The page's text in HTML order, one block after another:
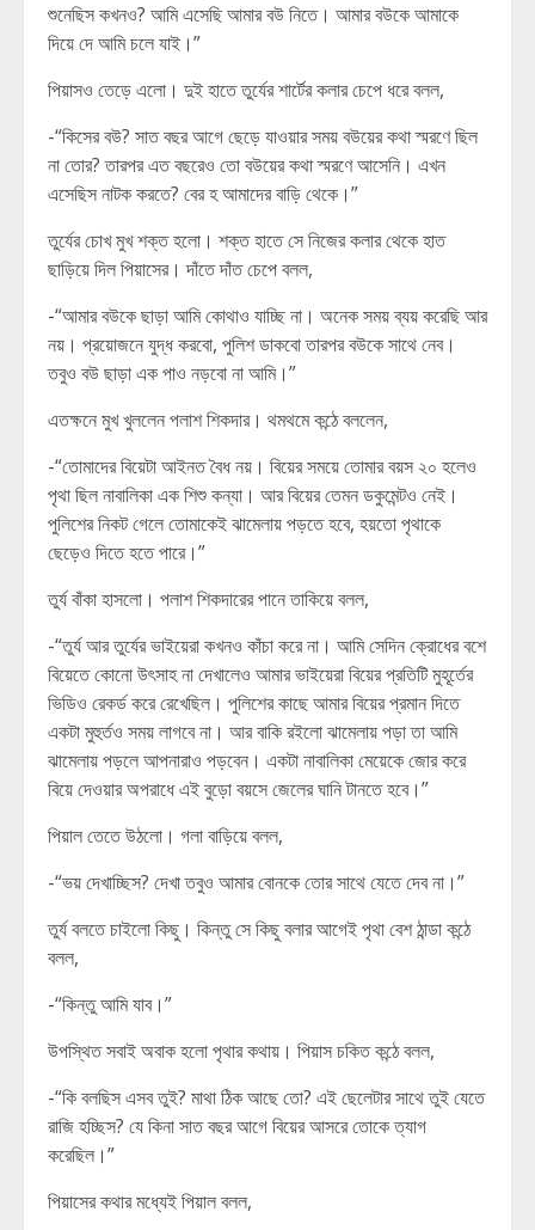
শুনেছিস কখনও? আমি এসেছি আমার বউ নিতে। আমার বউকে আমাকে
দিয়ে দে আমি চলে যাই।”
পিয়াসও তেড়ে এলো। দুই হাতে তুর্যের শার্টের কলার চেপে ধরে বলল,
-“কিসের বউ? সাত বছর আগে ছেড়ে যাওয়ার সময় বউয়ের কথা স্মরণে ছিল
না তোর? তারপর এত বছরেও তো বউয়ের কথা স্মরণে আসেনি। এখন
এসেছিস নাটক করতে? বের হ আমাদের বাড়ি থেকে।”
তুর্যের চোখ মুখ শক্ত হলো। শক্ত হাতে সে নিজের কলার থেকে হাত
ছাড়িয়ে দিল পিয়াসের। দাঁতে দাঁত চেপে বলল,
-“আমার বউকে ছাড়া আমি কোথাও যাচ্ছি না। অনেক সময় ব্যয় করেছি আর
নয়। প্রয়োজনে যুদ্ধ করবো, পুলিশ ডাকবো তারপর বউকে সাথে নেব।
তবুও বউ ছাড়া এক পাও নড়বো না আমি।”
এতক্ষনে মুখ খুললেন পলাশ শিকদার। থমথমে কন্ঠে বললেন,
-“তোমাদের বিয়েটা আইনত বৈধ নয়। বিয়ের সময়ে তোমার বয়স ২০ হলেও
পৃথা ছিল নাবালিকা এক শিশু কন্যা। আর বিয়ের তেমন ডকুমেন্টও নেই।
পুলিশের নিকট গেলে তোমাকেই ঝামেলায় পড়তে হবে, হয়তো পৃথাকে
ছেড়েও দিতে হতে পারে।”
তুর্য বাঁকা হাসলো। পলাশ শিকদারের পানে তাকিয়ে বলল,
-“তুর্য আর তুর্যের ভাইয়েরা কখনও কাঁচা করে না। আমি সেদিন ক্রোধের বশে
বিয়েতে কোনো উৎসাহ না দেখালেও আমার ভাইয়েরা বিয়ের প্রতিটি মুহূর্তের
ভিডিও রেকর্ড করে রেখেছিল। পুলিশের কাছে আমার বিয়ের প্রমান দিতে
একটা মুহুর্তও সময় লাগবে না। আর বাকি রইলো ঝামেলায় পড়া তা আমি
ঝামেলায় পড়লে আপনারাও পড়বেন। একটা নাবালিকা মেয়েকে জোর করে
বিয়ে দেওয়ার অপরাধে এই বুড়ো বয়সে জেলের ঘানি টানতে হবে।”
পিয়াল তেতে উঠলো। গলা বাড়িয়ে বলল,
-“ভয় দেখাচ্ছিস? দেখা তবুও আমার বোনকে তোর সাথে যেতে দেব না।”
তুর্য বলতে চাইলো কিছু। কিন্তু সে কিছু বলার আগেই পৃথা বেশ ঠান্ডা কন্ঠে
বলল,
-“কিন্তু আমি যাব।”
উপস্থিত সবাই অবাক হলো পৃথার কথায়। পিয়াস চকিত কন্ঠে বলল,
-“কি বলছিস এসব তুই? মাথা ঠিক আছে তো? এই ছেলেটার সাথে তুই যেতে
রাজি হচ্ছিস? যে কিনা সাত বছর আগে বিয়ের আসরে তোকে ত্যাগ
করেছিল।”
পিয়াসের কথার মধ্যেই পিয়াল বলল,